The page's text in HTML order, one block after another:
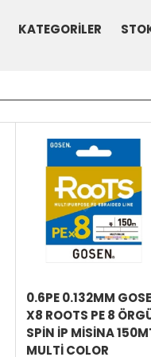
KATEGORİLER
0.6PE 0.132MM
X8 ROOTS PE 8
SPIN İP MISINA
MULTI COLOR